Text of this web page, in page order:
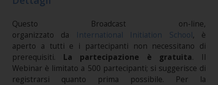
Questo Broadcast on-line,
organizzato da
International Initiation School, è
aperto a tutti e i partecipanti non necessitano di
prerequisiti. La partecipazione è gratuita. Il
Webinar è limitato a 500 partecipanti; si suggerisce di
registrarsi quanto prima possibile. Per la